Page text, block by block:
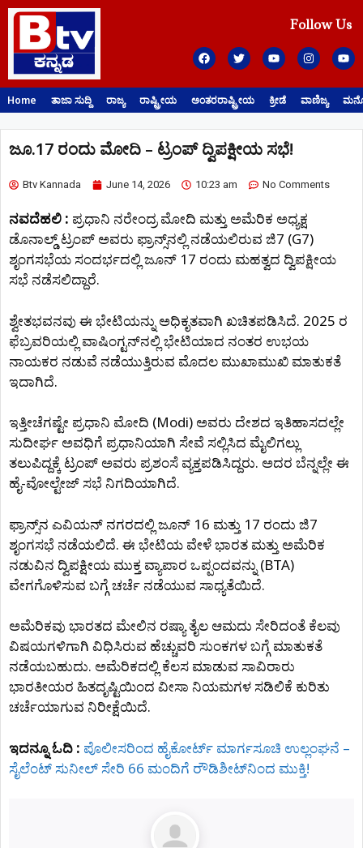
Follow Us
Home ತಾಜಾ ಸುದ್ದಿ ರಾಜ್ಯ ರಾಷ್ಟ್ರೀಯ ಅಂತರರಾಷ್ಟ್ರೀಯ ಕ್ರೀಡೆ ವಾಣಿಜ್ಯ
ಜೂ.17 ರಂದು ಮೋದಿ – ಟ್ರಂಪ್‌ ದ್ವಿಪಕ್ಷೀಯ ಸಭೆ!
Btv Kannada June 14, 2026 10:23 am No Comments
ನವದೆಹಲಿ : ಪ್ರಧಾನಿ ನರೇಂದ್ರ ಮೋದಿ ಮತ್ತು ಅಮೆರಿಕ ಅಧ್ಯಕ್ಷ
ಡೊನಾಲ್ಡ್ ಟ್ರಂಪ್ ಅವರು ಫ್ರಾನ್ಸ್‌ನಲ್ಲಿ ನಡೆಯಲಿರುವ ಜಿ7 (G7)
ಶೃಂಗಸಭೆಯ ಸಂದರ್ಭದಲ್ಲಿ ಜೂನ್ 17 ರಂದು ಮಹತ್ವದ ದ್ವಿಪಕ್ಷೀಯ
ಸಭೆ ನಡೆಸಲಿದ್ದಾರೆ.
ಶ್ವೇತಭವನವು ಈ ಭೇಟಿಯನ್ನು ಅಧಿಕೃತವಾಗಿ ಖಚಿತಪಡಿಸಿದೆ. 2025 ರ
ಫೆಬ್ರವರಿಯಲ್ಲಿ ವಾಷಿಂಗ್ಟನ್‌ನಲ್ಲಿ ಭೇಟಿಯಾದ ನಂತರ ಉಭಯ
ನಾಯಕರ ನಡುವೆ ನಡೆಯುತ್ತಿರುವ ಮೊದಲ ಮುಖಾಮುಖಿ ಮಾತುಕತೆ
ಇದಾಗಿದೆ.
ಇತ್ತೀಚೆಗಷ್ಟೇ ಪ್ರಧಾನಿ ಮೋದಿ (Modi) ಅವರು ದೇಶದ ಇತಿಹಾಸದಲ್ಲೇ
ಸುದೀರ್ಘ ಅವಧಿಗೆ ಪ್ರಧಾನಿಯಾಗಿ ಸೇವೆ ಸಲ್ಲಿಸಿದ ಮೈಲಿಗಲ್ಲು
ತಲುಪಿದ್ದಕ್ಕೆ ಟ್ರಂಪ್ ಅವರು ಪ್ರಶಂಸೆ ವ್ಯಕ್ತಪಡಿಸಿದ್ದರು. ಅದರ ಬೆನ್ನಲ್ಲೇ ಈ
ಹೈ-ವೋಲ್ಟೇಜ್ ಸಭೆ ನಿಗದಿಯಾಗಿದೆ.
ಫ್ರಾನ್ಸ್‌ನ ಎವಿಯನ್ ನಗರದಲ್ಲಿ ಜೂನ್ 16 ಮತ್ತು 17 ರಂದು ಜಿ7
ಶೃಂಗಸಭೆ ನಡೆಯಲಿದೆ. ಈ ಭೇಟಿಯ ವೇಳೆ ಭಾರತ ಮತ್ತು ಅಮೆರಿಕ
ನಡುವಿನ ದ್ವಿಪಕ್ಷೀಯ ಮುಕ್ತ ವ್ಯಾಪಾರ ಒಪ್ಪಂದವನ್ನು (BTA)
ವೇಗಗೊಳಿಸುವ ಬಗ್ಗೆ ಚರ್ಚೆ ನಡೆಯುವ ಸಾಧ್ಯತೆಯಿದೆ.
ಅಮೆರಿಕವು ಭಾರತದ ಮೇಲಿನ ರಷ್ಯಾ ತೈಲ ಆಮದು ಸೇರಿದಂತೆ ಕೆಲವು
ವಿಷಯಗಳಿಗಾಗಿ ವಿಧಿಸಿರುವ ಹೆಚ್ಚುವರಿ ಸುಂಕಗಳ ಬಗ್ಗೆ ಮಾತುಕತೆ
ನಡೆಯಬಹುದು. ಅಮೆರಿಕದಲ್ಲಿ ಕೆಲಸ ಮಾಡುವ ಸಾವಿರಾರು
ಭಾರತೀಯರ ಹಿತದೃಷ್ಟಿಯಿಂದ ವೀಸಾ ನಿಯಮಗಳ ಸಡಿಲಿಕೆ ಕುರಿತು
ಚರ್ಚೆಯಾಗುವ ನಿರೀಕ್ಷೆಯಿದೆ.
ಇದನ್ನೂ ಓದಿ : ಪೊಲೀಸರಿಂದ ಹೈಕೋರ್ಟ್ ಮಾರ್ಗಸೂಚಿ ಉಲ್ಲಂಘನೆ –
ಸೈಲೆಂಟ್‌ ಸುನೀಲ್‌ ಸೇರಿ 66 ಮಂದಿಗೆ ರೌಡಿಶೀಟ್‌ನಿಂದ ಮುಕ್ತಿ!